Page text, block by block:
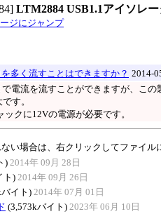
LTM2884 USB1.1アイソレ
ジにジャンプ
多く流すことはできますか？ 2014-
電流を流すことができますが、こ
す。
クに12Vの電源が必要です。
い場合は、右クリックしてファイル
) 2014年 09月 28日
ト) 2014年 09月 26日
イト)2014年 07月 01日
(3,573kバイト) 2023年 06月 10日